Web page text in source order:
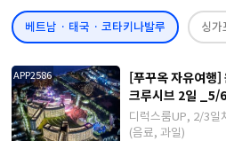
베트남 · 태국 · 코타키나발루 싱가
APP2586
[푸꾸옥 자유여행
크루시브 2일 _5/
디럭스룸UP, 2/3일
(음료, 과일)